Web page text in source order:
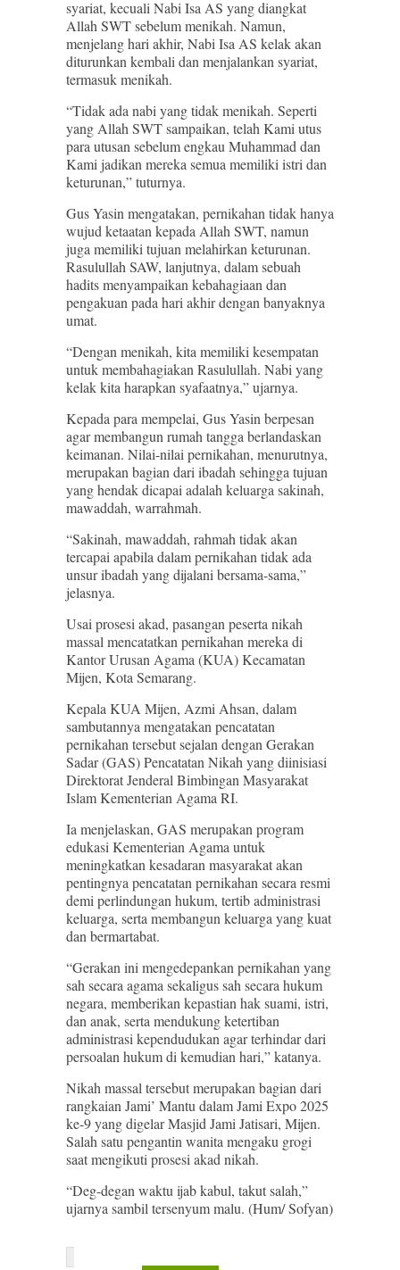
syariat, kecuali Nabi Isa AS yang diangkat
Allah SWT sebelum menikah. Namun,
menjelang hari akhir, Nabi Isa AS kelak akan
diturunkan kembali dan menjalankan syariat,
termasuk menikah.
“Tidak ada nabi yang tidak menikah. Seperti
yang Allah SWT sampaikan, telah Kami utus
para utusan sebelum engkau Muhammad dan
Kami jadikan mereka semua memiliki istri dan
keturunan,” tuturnya.
Gus Yasin mengatakan, pernikahan tidak hanya
wujud ketaatan kepada Allah SWT, namun
juga memiliki tujuan melahirkan keturunan.
Rasulullah SAW, lanjutnya, dalam sebuah
hadits menyampaikan kebahagiaan dan
pengakuan pada hari akhir dengan banyaknya
umat.
“Dengan menikah, kita memiliki kesempatan
untuk membahagiakan Rasulullah. Nabi yang
kelak kita harapkan syafaatnya,” ujarnya.
Kepada para mempelai, Gus Yasin berpesan
agar membangun rumah tangga berlandaskan
keimanan. Nilai-nilai pernikahan, menurutnya,
merupakan bagian dari ibadah sehingga tujuan
yang hendak dicapai adalah keluarga sakinah,
mawaddah, warrahmah.
“Sakinah, mawaddah, rahmah tidak akan
tercapai apabila dalam pernikahan tidak ada
unsur ibadah yang dijalani bersama-sama,”
jelasnya.
Usai prosesi akad, pasangan peserta nikah
massal mencatatkan pernikahan mereka di
Kantor Urusan Agama (KUA) Kecamatan
Mijen, Kota Semarang.
Kepala KUA Mijen, Azmi Ahsan, dalam
sambutannya mengatakan pencatatan
pernikahan tersebut sejalan dengan Gerakan
Sadar (GAS) Pencatatan Nikah yang diinisiasi
Direktorat Jenderal Bimbingan Masyarakat
Islam Kementerian Agama RI.
Ia menjelaskan, GAS merupakan program
edukasi Kementerian Agama untuk
meningkatkan kesadaran masyarakat akan
pentingnya pencatatan pernikahan secara resmi
demi perlindungan hukum, tertib administrasi
keluarga, serta membangun keluarga yang kuat
dan bermartabat.
“Gerakan ini mengedepankan pernikahan yang
sah secara agama sekaligus sah secara hukum
negara, memberikan kepastian hak suami, istri,
dan anak, serta mendukung ketertiban
administrasi kependudukan agar terhindar dari
persoalan hukum di kemudian hari,” katanya.
Nikah massal tersebut merupakan bagian dari
rangkaian Jami’ Mantu dalam Jami Expo 2025
ke-9 yang digelar Masjid Jami Jatisari, Mijen.
Salah satu pengantin wanita mengaku grogi
saat mengikuti prosesi akad nikah.
“Deg-degan waktu ijab kabul, takut salah,”
ujarnya sambil tersenyum malu. (Hum/ Sofyan)